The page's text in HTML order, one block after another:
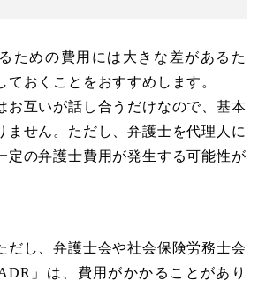
ための費用には大きな差があるた
ておくことをおすすめします。
お互いが話し合うだけなので、基本
ません。ただし、弁護士を代理人に
定の弁護士費用が発生する可能性が
だし、弁護士会や社会保険労務士会
」は、費用がかかることがあり